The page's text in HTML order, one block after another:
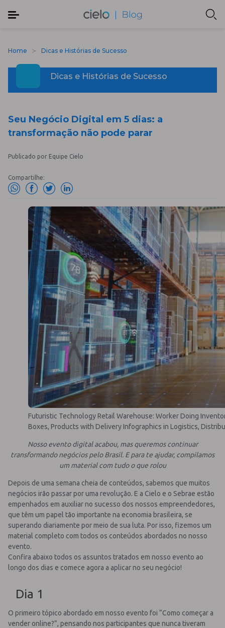
Home Dicas e Histórias de Sucesso
Dicas e Histórias de Sucesso
Seu Negócio Digital em 5 dias: a
transformação não pode parar
Publicado por Equipe Cielo
Compartilhe:
Futuristic Technology Retail Warehouse: Worker Doing
Boxes, Products with Delivery Infographics in Logistics,
Nosso evento digital acabou, mas queremos continuar
transformando negócios pelo Brasil. E para te ajudar, compilamos
um material com tudo o que rolou
Depois de uma semana cheia de conteúdos, sabemos que muitos
negócios irão passar por uma revolução. E a Cielo e o Sebrae estão
empenhados em auxiliar no sucesso dos nossos empreendedores,
que têm um papel tão importante na economia brasileira, se
superando diariamente por meio de sua luta. Por isso, fizemos um
material completo com todos os conteúdos abordados no nosso
evento.
Confira abaixo todos os assuntos tratados em nosso evento ao
longo dos dias e comece agora a aplicar no seu negócio!
Dia 1
O primeiro tópico abordado em nosso evento foi “Como começar a
vender online?”, pensando nos participantes que nunca tiveram